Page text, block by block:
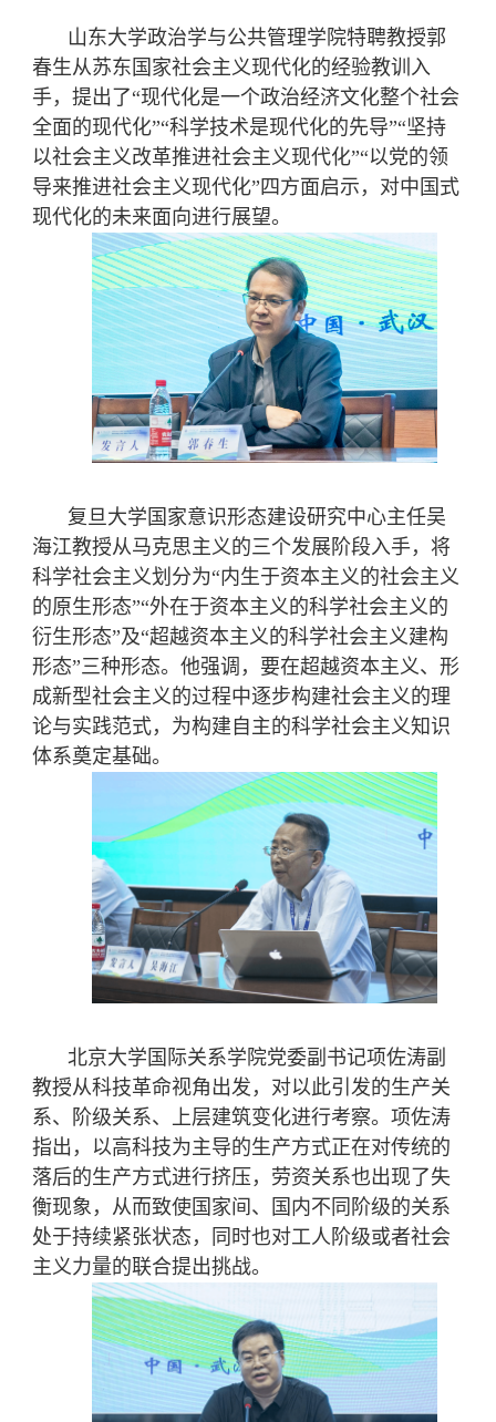
山东大学政治学与公共管理学院特聘教授郭
春生从苏东国家社会主义现代化的经验教训入
手，提出了“现代化是一个政治经济文化整个社会
全面的现代化”“科学技术是现代化的先导”“坚持
以社会主义改革推进社会主义现代化”“以党的领
导来推进社会主义现代化”四方面启示，对中国式
现代化的未来面向进行展望。
复旦大学国家意识形态建设研究中心主任吴
海江教授从马克思主义的三个发展阶段入手，将
科学社会主义划分为“内生于资本主义的社会主义
的原生形态”“外在于资本主义的科学社会主义的
衍生形态”及“超越资本主义的科学社会主义建构
形态”三种形态。他强调，要在超越资本主义、形
成新型社会主义的过程中逐步构建社会主义的理
论与实践范式，为构建自主的科学社会主义知识
体系奠定基础。
北京大学国际关系学院党委副书记项佐涛副
教授从科技革命视角出发，对以此引发的生产关
系、阶级关系、上层建筑变化进行考察。项佐涛
指出，以高科技为主导的生产方式正在对传统的
落后的生产方式进行挤压，劳资关系也出现了失
衡现象，从而致使国家间、国内不同阶级的关系
处于持续紧张状态，同时也对工人阶级或者社会
主义力量的联合提出挑战。